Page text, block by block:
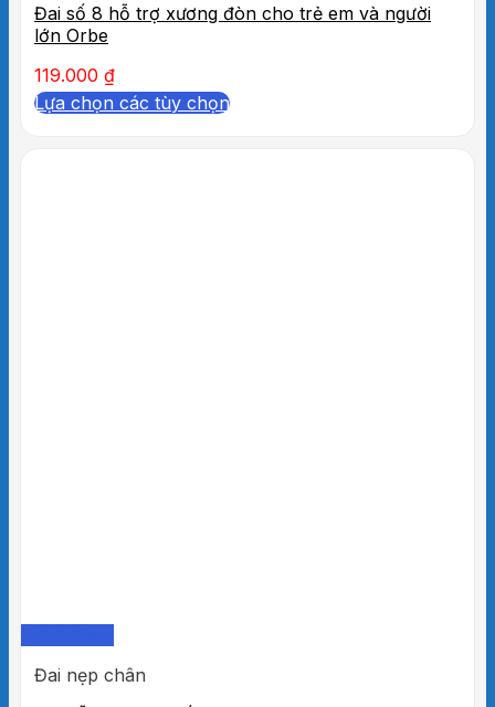
Đai số 8 hỗ trợ xương đòn cho trẻ em và người
lớn Orbe
119.000 ₫
Lựa chọn các tùy chọn
Đai nẹp chân